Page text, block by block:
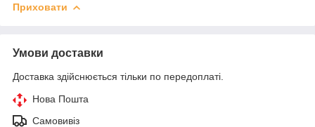
Приховати
Умови доставки
Доставка здійснюється тільки по передоплаті.
Нова Пошта
Самовивіз